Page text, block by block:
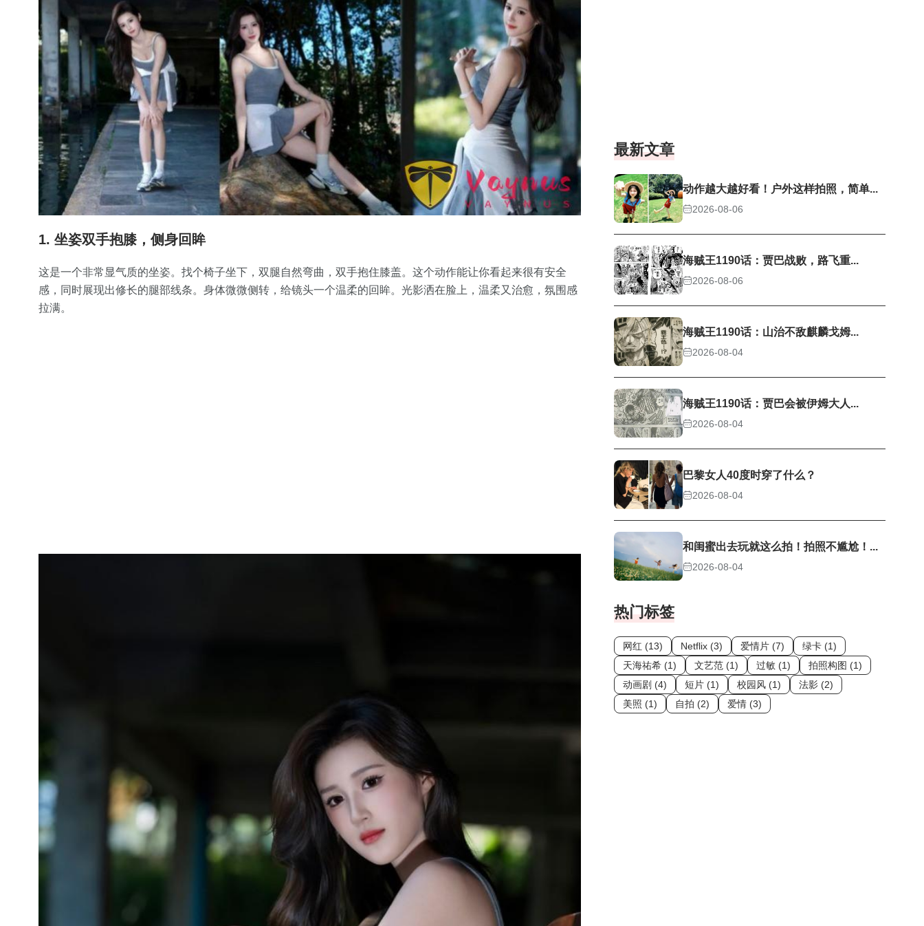
1. 坐姿双手抱膝，侧身回眸
这是一个非常显气质的坐姿。找个椅子坐下，双腿自然弯曲，双手抱住膝盖。这个动作能让你看起来很有安全
感，同时展现出修长的腿部线条。身体微微侧转，给镜头一个温柔的回眸。光影洒在脸上，温柔又治愈，氛围感
拉满。
最新文章
动作越大越好看！户外这样拍照，简单...
2026-08-06
海贼王1190话：贾巴战败，路飞重...
2026-08-06
海贼王1190话：山治不敌麒麟戈姆...
2026-08-04
海贼王1190话：贾巴会被伊姆大人...
2026-08-04
巴黎女人40度时穿了什么？
2026-08-04
和闺蜜出去玩就这么拍！拍照不尴尬！...
2026-08-04
热门标签
网红 (13) Netflix (3) 爱情片 (7)
绿卡 (1)
天海祐希 (1)
文艺范 (1) 过敏 (1)
拍照构图 (1)
动画剧 (4)
短片 (1) 校园风 (1)
法影 (2)
美照 (1)
自拍 (2) 爱情 (3)